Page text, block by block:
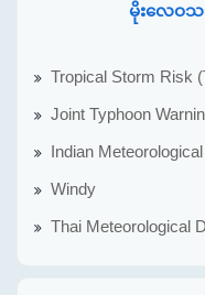
မိုးလေဝသ
Tropical Storm Risk
Joint Typhoon
Indian
Windy
Thai Meteorological